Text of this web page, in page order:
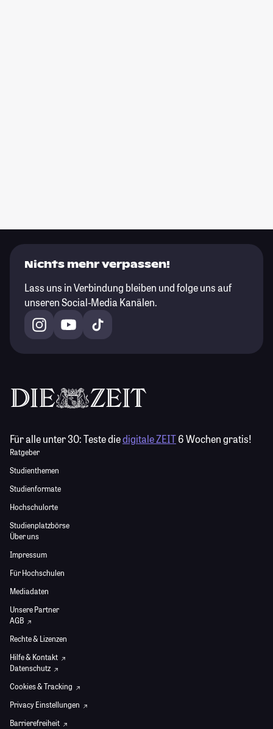
Nichts mehr verpassen!
Lass uns in Verbindung bleiben und folge uns auf
unseren Social-Media Kanälen.
Für alle unter 30:Teste diedigitale ZEIT6 Wochen gratis!
Ratgeber
Studienthemen
Studienformate
Hochschulorte
Studienplatzbörse
Über uns
Impressum
Für Hochschulen
Mediadaten
Unsere Partner
AGB
Rechte & Lizenzen
Hilfe & Kontakt
Datenschutz
Cookies & Tracking
Privacy Einstellungen
Barrierefreiheit